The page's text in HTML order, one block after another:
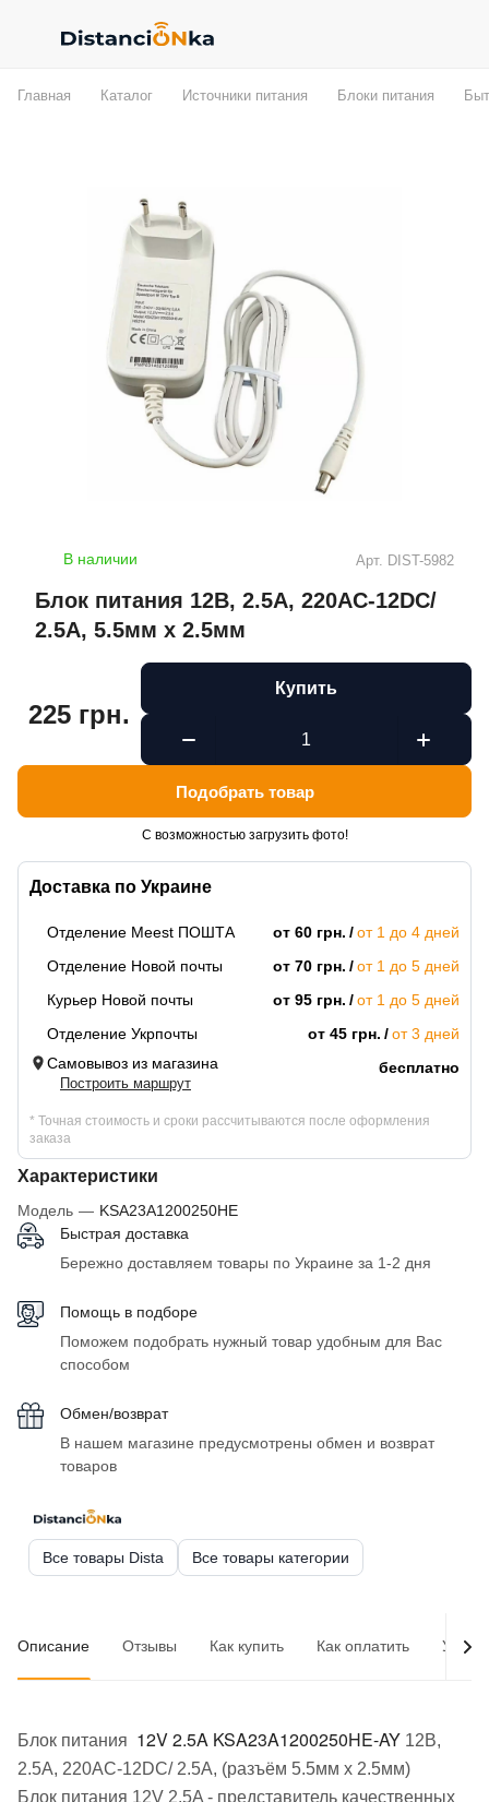
Главная Каталог Источники питания Блоки питания
В наличии Арт. DIST-5982
Блок питания 12В, 2.5А, 220AC-12DC/
2.5A, 5.5мм х 2.5мм
Доставка по Украине
Отделение Meest ПОШТА от 60 грн.
от 1 до 4 дней
Отделение Новой почты
от 70 грн.
от 1 до 5 дней
Курьер Новой почты
от 95 грн.
от 1 до 5 дней
Отделение Укрпочты
от 45 грн.
от 3 дней
Самовывоз из магазина
Построить маршрут
бесплатно
* Точная стоимость и сроки рассчитываются после оформления
заказа
Характеристики
Модель — KSA23A1200250HE
Быстрая доставка
Бережно доставляем товары по Украине за 1-2 дня
Помощь в подборе
Поможем подобрать нужный товар удобным для Вас
способом
Обмен/возврат
В нашем магазине предусмотрены обмен и возврат
товаров
225 грн.
Купить
Подобрать товар
С возможностью загрузить фото!
Все товары Dista Все товары категории
Описание Отзывы Как купить Как оплатить
Блок питания 12V 2.5A KSA23A1200250HE-AY 12В,
2.5А, 220AC-12DC/ 2.5A, (разъём 5.5мм х 2.5мм)
Блок питания 12V 2.5A - представитель качественных